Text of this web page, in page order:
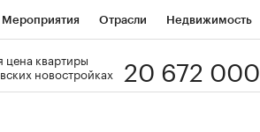
Мероприятия Отрасли Недвижимость
РБК Образование
цена квартиры
новостройках
20 672 000